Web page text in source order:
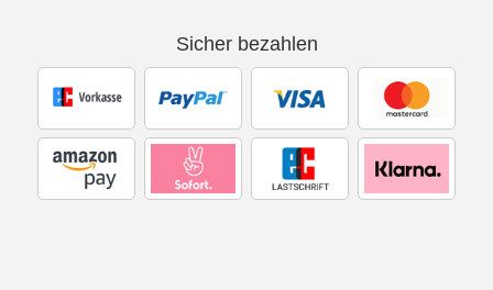
Sicher bezahlen